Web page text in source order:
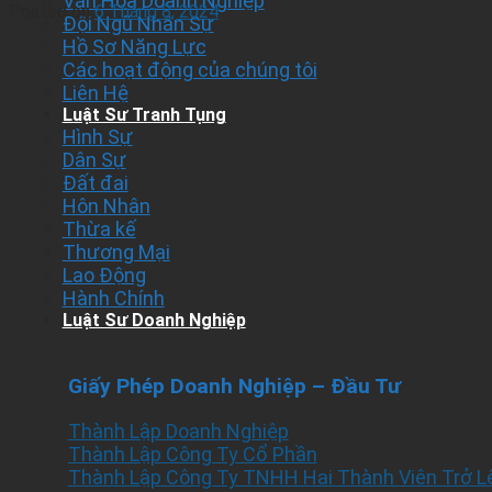
Đội Ngũ Nhân Sự
Hồ Sơ Năng Lực
Các hoạt động của chúng tôi
Liên Hệ
Luật Sư Tranh Tụng
Hình Sự
Dân Sự
Đất đai
Hôn Nhân
Thừa kế
Thương Mại
Lao Động
Hành Chính
Luật Sư Doanh Nghiệp
Giấy Phép Doanh Nghiệp – Đầu Tư
Thành Lập Doanh Nghiệp
Thành Lập Công Ty Cổ Phần
Thành Lập Công Ty TNHH Hai Thành Viên Trở
Posted on6 Tháng 8, 2024